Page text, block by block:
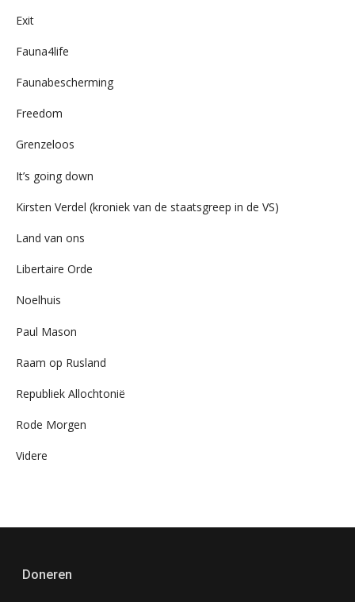
Exit
Fauna4life
Faunabescherming
Freedom
Grenzeloos
It’s going down
Kirsten Verdel (kroniek van de staatsgreep in de VS)
Land van ons
Libertaire Orde
Noelhuis
Paul Mason
Raam op Rusland
Republiek Allochtonië
Rode Morgen
Videre
Doneren